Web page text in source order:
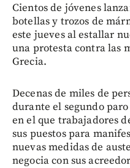
Cientos de jóvenes
botellas y trozos de
este jueves al estallar
una protesta contra las
Grecia.
Decenas de miles de
durante el segundo
en el que trabajadores
sus puestos para
nuevas medidas de
negocia con sus